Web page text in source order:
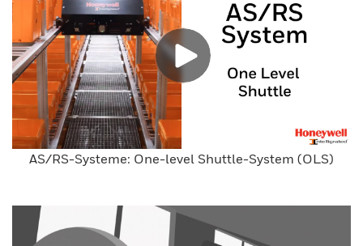
AS/RS-Systeme: One-level Shuttle-System (OLS)